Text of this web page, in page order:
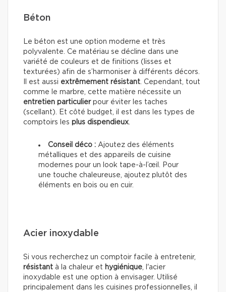
Béton
Le béton est une option moderne et très
polyvalente. Ce matériau se décline dans une
variété de couleurs et de finitions (lisses et
texturées) afin de s’harmoniser à différents décors.
Il est aussi extrêmement résistant. Cependant, tout
comme le marbre, cette matière nécessite un
entretien particulierpour éviter les taches
(scellant). Et côté budget, il est dans les types de
comptoirs les plus dispendieux.
Conseil déco : Ajoutez des éléments
métalliques et des appareils de cuisine
modernes pour un look tape-à-l’œil. Pour
une touche chaleureuse, ajoutez plutôt des
éléments en bois ou en cuir.
Acier inoxydable
Si vous recherchez un comptoir facile à entretenir,
résistant à la chaleur et hygiénique, l'acier
inoxydable est une option à envisager. Utilisé
principalement dans les cuisines professionnelles, il